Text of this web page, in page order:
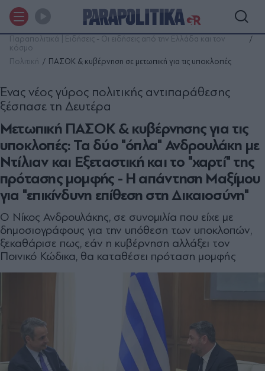
Παραπολιτικά | Ειδήσεις - Οι ειδήσεις από την Ελλάδα και τον
κόσμο
Πολιτική
ΠΑΣΟΚ & κυβέρνηση σε μετωπική για τις υποκλοπές
Μετωπική ΠΑΣΟΚ & κυβέρνησης για τις
υποκλοπές: Τα δύο "όπλα" Ανδρουλάκη με
Ντίλιαν και Εξεταστική και το "χαρτί" της
πρότασης μομφής - Η απάντηση Μαξίμου
για "επικίνδυνη επίθεση στη Δικαιοσύνη"
Ένας νέος γύρος πολιτικής αντιπαράθεσης
ξέσπασε τη Δευτέρα
O Νίκος Ανδρουλάκης, σε συνομιλία που είχε με
δημοσιογράφους για την υπόθεση των υποκλοπών,
ξεκαθάρισε πως, εάν η κυβέρνηση αλλάξει τον
Ποινικό Κώδικα, θα καταθέσει πρόταση μομφής